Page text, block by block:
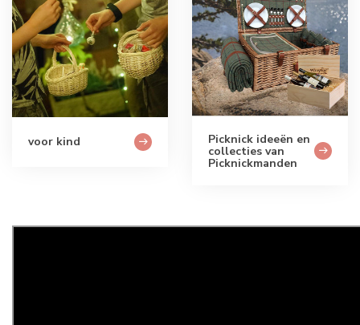
voor kind Picknick ideeën en
collecties van
Picknickmanden